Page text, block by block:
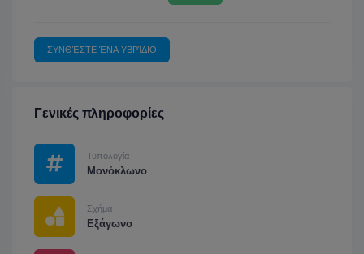
ΣΥΝΘΈΣΤΕ ΈΝΑ ΥΒΡΊΔΙΟ
Γενικές πληροφορίες
Τυπολογία
Μονόκλωνο
Σχήμα
Εξάγωνο